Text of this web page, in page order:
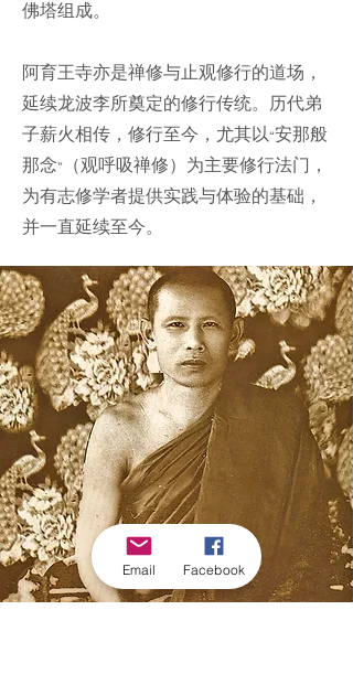
佛塔组成。
阿育王寺亦是禅修与止观修行的道场，
延续龙波李所奠定的修行传统。历代弟
子薪火相传，修行至今，尤其以“安那般
那念”（观呼吸禅修）为主要修行法门，
为有志修学者提供实践与体验的基础，
并一直延续至今。
Email Facebook